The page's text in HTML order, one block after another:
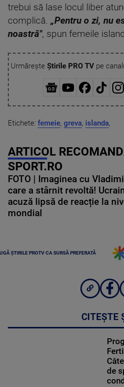
trebui să lase locul liber
complică. „Pentru o zi, nu
noastră", spun femeile
Urmărește Știrile PRO TVpe
Etichete: femeie, greva, islanda,
ARTICOL
SPORT.RO
FOTO | Imaginea cu
care a stârnit revoltă!
acuză lipsă de reacție la
mondial
ȘTIRILE PROTV CA SURSĂ PREFERATĂ
CITEȘTE
de